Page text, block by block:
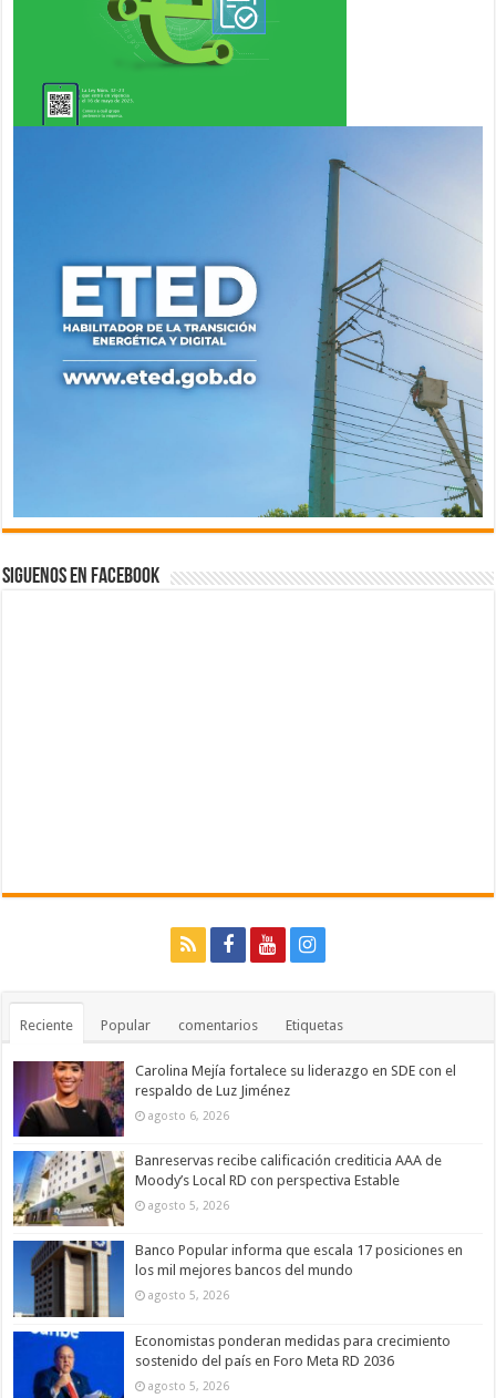
Siguenos en Facebook
Reciente Popular comentarios Etiquetas
Carolina Mejía fortalece su liderazgo en SDE con el
respaldo de Luz Jiménez
agosto 6, 2026
Banreservas recibe calificación crediticia AAA de
Moody’s Local RD con perspectiva Estable
agosto 5, 2026
Banco Popular informa que escala 17 posiciones en
los mil mejores bancos del mundo
agosto 5, 2026
Economistas ponderan medidas para crecimiento
sostenido del país en Foro Meta RD 2036
agosto 5, 2026